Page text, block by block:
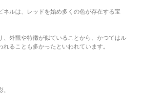
ネルは、レッドを始め多くの色が存在する宝
、外観や特徴が似ていることから、かつてはル
れることも多かったといわれています。